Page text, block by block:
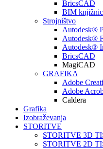
BricsCAD
BIM
Strojništvo
Autodesk®
Autodesk®
Autodesk®
BricsCAD
MagiCAD
GRAFIKA
Adobe
Adobe
Caldera
Grafika
Izobraževanja
STORITVE
STORITVE 3D
STORITVE 2D